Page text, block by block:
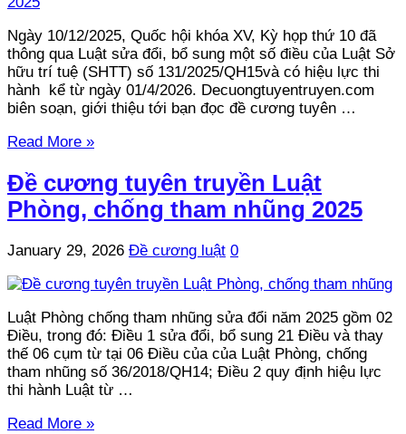
Ngày 10/12/2025, Quốc hội khóa XV, Kỳ họp thứ 10 đã
thông qua Luật sửa đổi, bổ sung một số điều của Luật Sở
hữu trí tuệ (SHTT) số 131/2025/QH15và có hiệu lực thi
hành kể từ ngày 01/4/2026. Decuongtuyentruyen.com
biên soạn, giới thiệu tới bạn đọc đề cương tuyên …
Read More »
Đề cương tuyên truyền Luật
Phòng, chống tham nhũng 2025
January 29, 2026 Đề cương luật 0
Luật Phòng chống tham nhũng sửa đổi năm 2025 gồm 02
Điều, trong đó: Điều 1 sửa đổi, bổ sung 21 Điều và thay
thế 06 cụm từ tại 06 Điều của của Luật Phòng, chống
tham nhũng số 36/2018/QH14; Điều 2 quy định hiệu lực
thi hành Luật từ …
Read More »